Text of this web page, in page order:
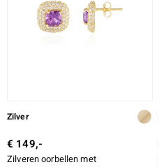
Zilver
€ 149,-
Zilveren oorbellen met